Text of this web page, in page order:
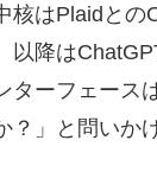
核はPlaidとの
以降は
ターフェース
？」と問いか